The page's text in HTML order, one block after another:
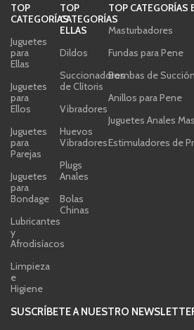
TOP
CATEGORÍAS
Juguetes
para
Ellas
Juguetes
para
Ellos
Juguetes
para
Parejas
Juguetes
para
Bondage
Lubricantes
y
Afrodisíacos
Limpieza
e
Higiene
TOP
CATEGORÍAS
ELLAS
Dildos
Succionadores
de Clítoris
Vibradores
Huevos
Vibradores
Plugs
Anales
Bolas
Chinas
TOP CATEGORÍAS
Masturbadores
Fundas para Pene
Bombas de Succión
Anillos para Pene
Juguetes Anales
Estimuladores de
SUSCRÍBETE A NUESTRO